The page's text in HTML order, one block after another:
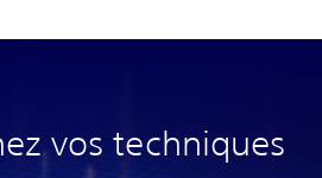
vos techniques